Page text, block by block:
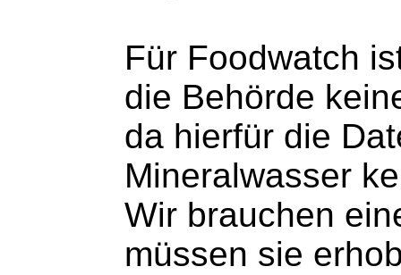
Für Foodwatch
die Behörde
da hierfür die
Mineralwasser
Wir brauchen
müssen sie